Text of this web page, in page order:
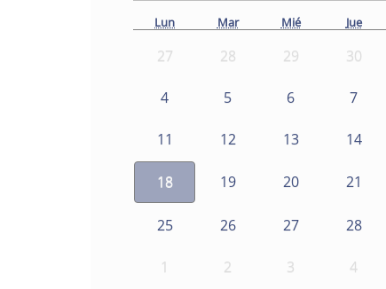
Lun Mar Mié Jue
27 28 29 30
4 5 6 7
11 12 13 14
18 19 20 21
25 26 27 28
1 2 3 4